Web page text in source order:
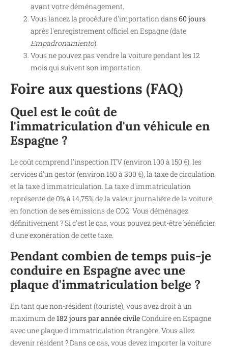
avant votre déménagement.
Vous lancez la procédure d'importation dans 60 jours
après l'enregistrement officiel en Espagne (date
Empadronamiento).
Vous ne pouvez pas vendre la voiture pendant les 12
mois qui suivent son importation.
Foire aux questions (FAQ)
Quel est le coût de
l'immatriculation d'un véhicule en
Espagne ?
Le coût comprend l'inspection ITV (environ 100 à 150 €), les
services d'un gestor (environ 150 à 300 €), la taxe de circulation
et la taxe d'immatriculation. La taxe d'immatriculation
représente de 0% à 14,75% de la valeur journalière de la voiture,
en fonction de ses émissions de CO2. Vous déménagez
définitivement ? Si c'est le cas, vous pouvez peut-être bénéficier
d'une exonération de cette taxe.
Pendant combien de temps puis-je
conduire en Espagne avec une
plaque d'immatriculation belge ?
En tant que non-résident (touriste), vous avez droit à un
maximum de182 jours par année civileConduire en Espagne
avec une plaque d'immatriculation étrangère. Vous allez
devenir résident ? Dans ce cas, vous devez importer la voiture